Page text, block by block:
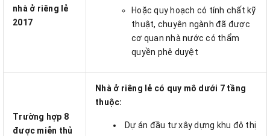
nhà ở riêng lẻ
2017
Hoặc quy hoạch có tính chất kỹ
thuật, chuyên ngành đã được
cơ quan nhà nước có thẩm
quyền phê duyệt
Trường hợp 8
được miễn thủ
Nhà ở riêng lẻ có quy mô dưới 7 tầng
thuộc:
Dự án đầu tư xây dựng khu đô thị